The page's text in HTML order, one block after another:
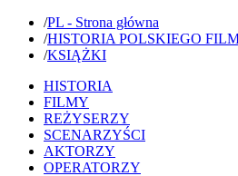
/PL - Strona główna
/HISTORIA POLSKIEGO
/KSIĄŻKI
HISTORIA
FILMY
REŻYSERZY
SCENARZYŚCI
AKTORZY
OPERATORZY